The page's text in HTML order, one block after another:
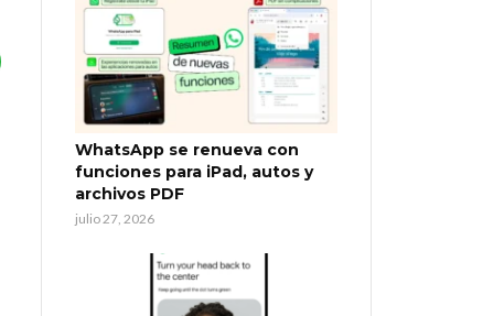
WhatsApp se renueva con
funciones para iPad, autos y
archivos PDF
julio 27, 2026